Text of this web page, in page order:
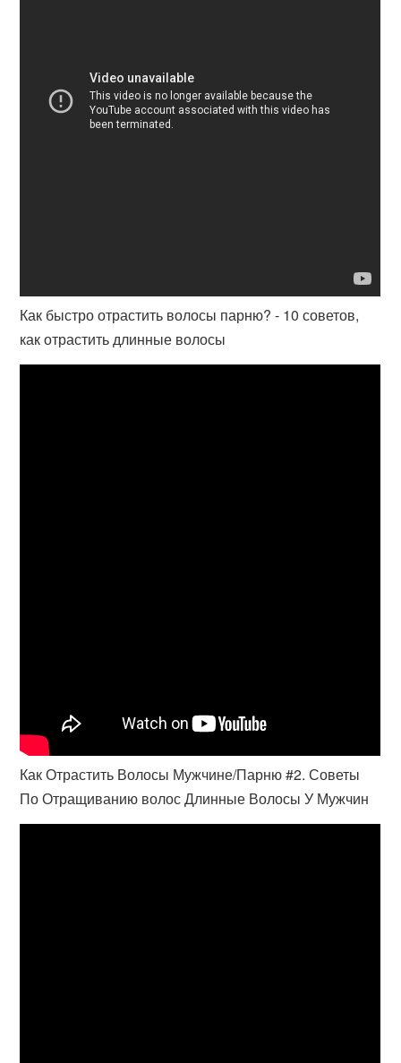
Как быстро отрастить волосы парню? - 10 советов,
как отрастить длинные волосы
Как Отрастить Волосы Мужчине/Парню #2. Советы
По Отращиванию волос Длинные Волосы У Мужчин